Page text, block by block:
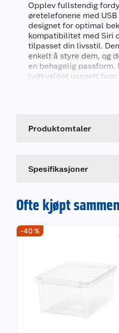
Opplev fullstendig
øretelefonene med
designet for optimal
kompatibilitet med Siri
tilpasset din livsstil.
enkelt å styre dem, og
en behagelig
lydkvalitet uansett hvor
Produktomtaler
Spesifikasjoner
Leverandørens
Ofte kjøpt sammen
-40 %